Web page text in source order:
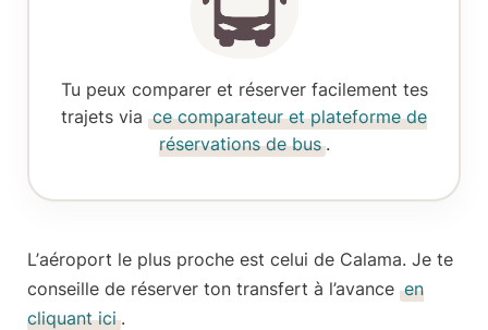
Tu peux comparer et réserver facilement tes
trajets via ce comparateur et plateforme de
réservations de bus .
L’aéroport le plus proche est celui de Calama. Je te
conseille de réserver ton transfert à l’avance en
cliquant ici .